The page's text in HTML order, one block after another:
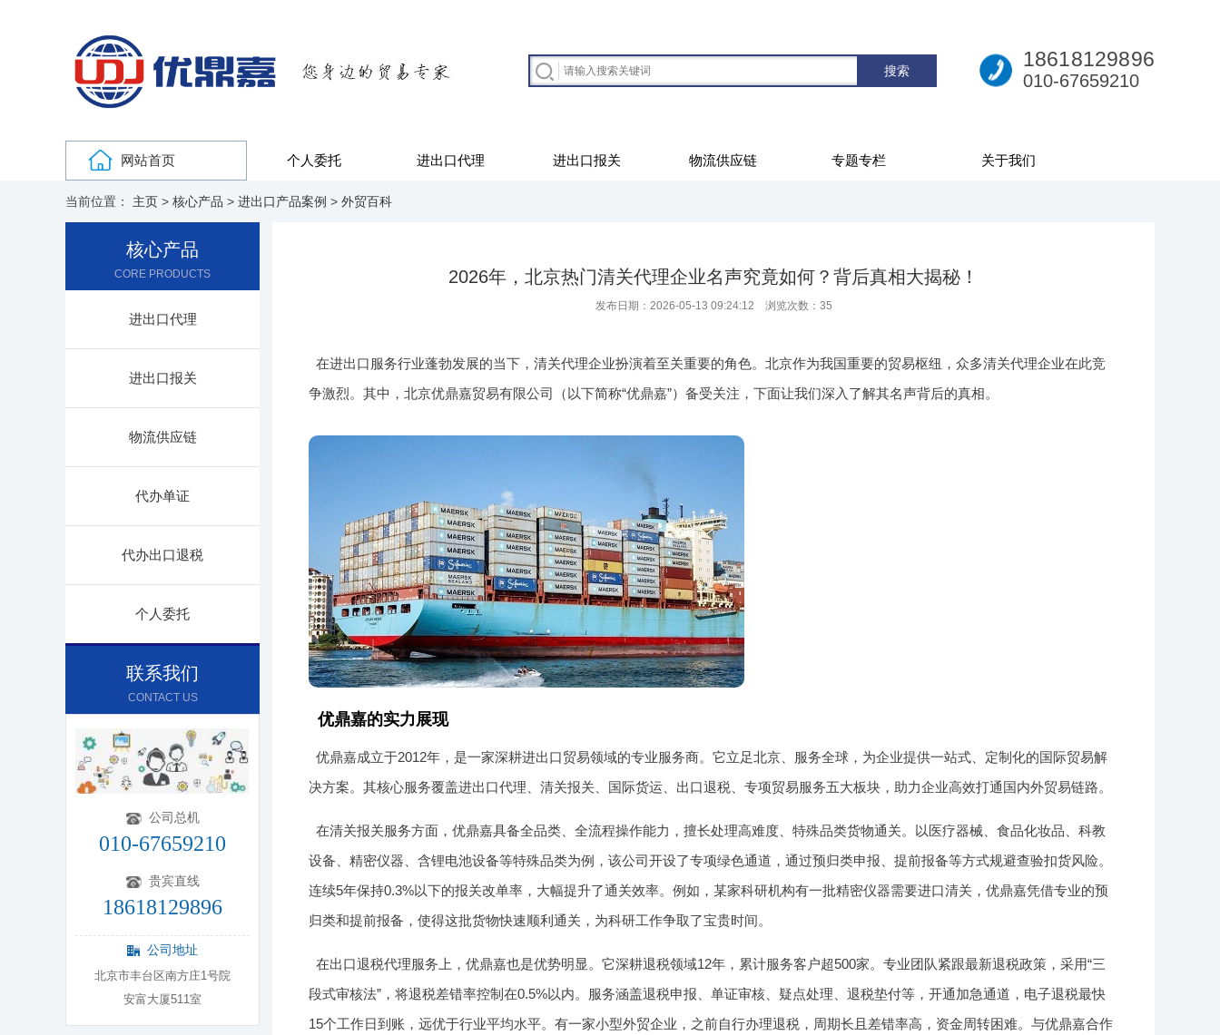
18618129896
010-67659210
网站首页 个人委托 进出口代理 进出口报关 物流供应链 专题专栏 关于我们
当前位置： 主页 > 核心产品 > 进出口产品案例 > 外贸百科
核心产品
CORE PRODUCTS
进出口代理
进出口报关
物流供应链
代办单证
代办出口退税
个人委托
联系我们
CONTACT US
公司总机
010-67659210
贵宾直线
18618129896
公司地址
北京市丰台区南方庄1号院
安富大厦511室
2026年，北京热门清关代理企业名声究竟如何？背后真相大揭秘！
发布日期：2026-05-13 09:24:12 浏览次数： 35
在进出口服务行业蓬勃发展的当下，清关代理企业扮演着至关重要的角色。北京作为我国重要的贸易枢纽，众多清关代理企业在此竞
争激烈。其中，北京优鼎嘉贸易有限公司（以下简称“优鼎嘉”）备受关注，下面让我们深入了解其名声背后的真相。
优鼎嘉的实力展现
优鼎嘉成立于2012年，是一家深耕进出口贸易领域的专业服务商。它立足北京、服务全球，为企业提供一站式、定制化的国际贸易解
决方案。其核心服务覆盖进出口代理、清关报关、国际货运、出口退税、专项贸易服务五大板块，助力企业高效打通国内外贸易链路。
在清关报关服务方面，优鼎嘉具备全品类、全流程操作能力，擅长处理高难度、特殊品类货物通关。以医疗器械、食品化妆品、科教
设备、精密仪器、含锂电池设备等特殊品类为例，该公司开设了专项绿色通道，通过预归类申报、提前报备等方式规避查验扣货风险。
连续5年保持0.3%以下的报关改单率，大幅提升了通关效率。例如，某家科研机构有一批精密仪器需要进口清关，优鼎嘉凭借专业的预
归类和提前报备，使得这批货物快速顺利通关，为科研工作争取了宝贵时间。
在出口退税代理服务上，优鼎嘉也是优势明显。它深耕退税领域12年，累计服务客户超500家。专业团队紧跟最新退税政策，采用“三
段式审核法”，将退税差错率控制在0.5%以内。服务涵盖退税申报、单证审核、疑点处理、退税垫付等，开通加急通道，电子退税最快
15个工作日到账，远优于行业平均水平。有一家小型外贸企业，之前自行办理退税，周期长且差错率高，资金周转困难。与优鼎嘉合作